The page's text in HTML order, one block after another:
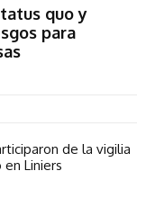
quo y
para
de la vigilia
en Liniers